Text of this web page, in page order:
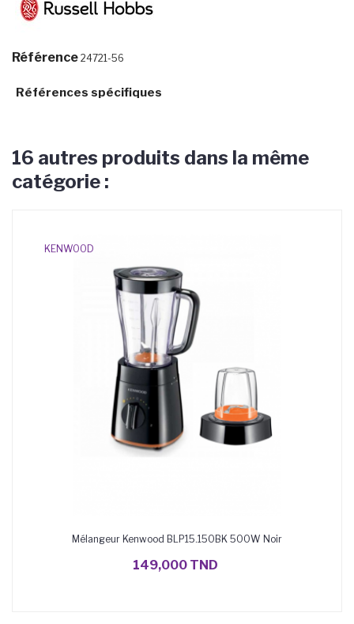
Référence 24721-56
Références spécifiques
16 autres produits dans la même
catégorie :
KENWOOD
Mélangeur Kenwood BLP15.150BK 500W Noir
149,000 TND